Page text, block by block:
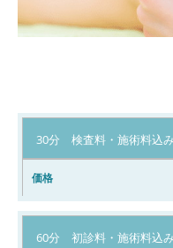
内
容
価
30分 検査料・施術料込み
60分 初診料・施術料込み